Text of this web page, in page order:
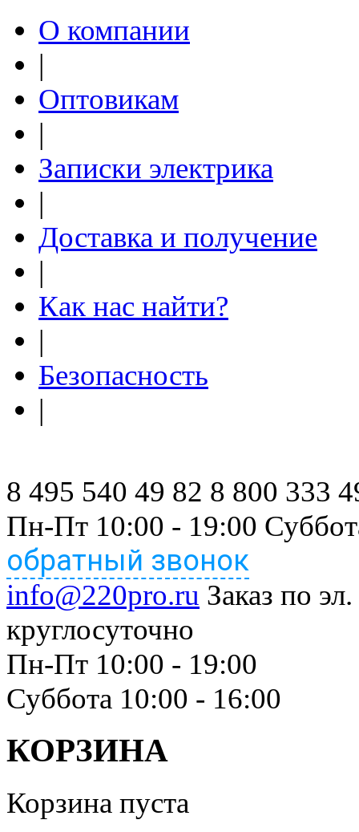
О компании
|
Оптовикам
|
Записки электрика
|
Доставка и получение
|
Как нас найти?
|
Безопасность
|
8 495 540 49 82 8 800 333
Пн-Пт 10:00 - 19:00
обратный звонок
info@220pro.ru Заказ по
круглосуточно
Пн-Пт 10:00 - 19:00
Суббота 10:00 - 16:00
КОРЗИНА
Корзина пуста